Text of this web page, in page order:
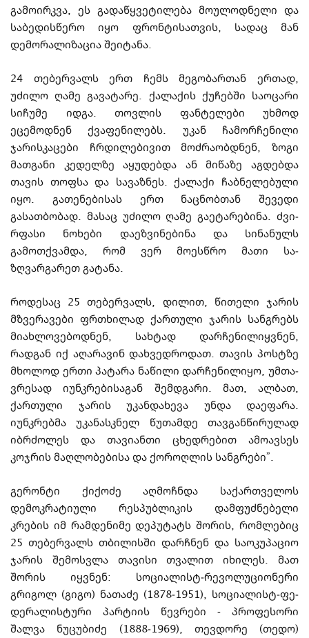
გამოირკვა, ეს გადაწყვეტილება მოულოდნელი და
საბედისწერო იყო ფრონტისათვის, სადაც მან
დემორალიზაცია შეიტანა.
24 თებერვალს ერთ ჩემს მეგობართან ერთად,
უძილო ღამე გავატარე. ქალაქის ქუ­ჩებში საოცარი
სიჩუმე იდგა. თოვლის ფანტელები უხმოდ
ეცემოდნენ ქვაფენილებს. უკან ჩამორჩენილი
ჯარისკაცები ჩრდილებივით მოძრაობდნენ, ზოგი
მათგანი კედელზე
აყუდებდა ან მიწაზე აგდებდა
თავის თოფსა და სავაზნეს. ქალაქი ჩაბნელებული
იყო. გათენებისას ერთ ნაცნობთან შევედი
გასათბობად. მასაც უძილო ღამე გაეტარებინა. ძვი­
რფასი ნოხები დაეზვინებინა და სინანულს
გამოთქვამდა, რომ ვერ მოესწრო მათი სა­
ზღვარგარეთ გატანა.
როდესაც 25 თებერვალს, დილით, წითელი ჯარის
მზვერავები ფრთხილად ქა­რ­თუ­ლი ჯარის სანგრებს
მიახლოვებოდნენ, სახტად დარჩენილიყვნენ,
რადგან იქ აღა­რა­ვინ დახვედროდათ. თავის პოსტზე
მხოლოდ ერთი პატარა ნაწილი დარჩენილიყო, უმ­თა­
ვ­რესად იუნკრებისაგან შემდგარი. მათ, ალბათ,
ქართული ჯარის უკანდახევა უნდა და­ეფარა.
იუნკრებმა უკანასკნელ წუთამდე თავგანწირულად
იბრძოლეს და თავიანთი ცხე­დრებით ამოავსეს
კოჯრის მაღლობებისა და ქოროღლის სანგრები”.
გერონტი ქიქოძე აღმოჩნდა საქართველოს
დემოკრატიული რესპუბლიკის დამ­ფუ­ძ­ნე­ბელი
კრების იმ რამდენიმე დეპუტატს შორის, რომლებიც
25 თებერვალს თბილისში დარჩნენ და საოკუპაციო
ჯარის შემოსვლა თავისი თვალით იხილეს. მათ
შორის იყვ­ნენ: სოციალისტ-რევოლუციონერი
გრიგოლ (გიგო) ნათაძე (1878-1951), სოციალისტ-ფე­
დე­რა­ლისტური პარ­ტი­ის წე­ვრები -
პროფესორი
შალვა ნუცუბიძე (1888-1969), თევდორე (თე­­დო)